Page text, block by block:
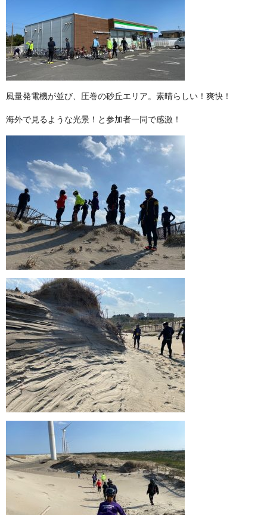
風量発電機が並び、圧巻の砂丘エリア。素晴らしい！爽快！
海外で見るような光景！と参加者一同で感激！